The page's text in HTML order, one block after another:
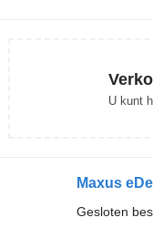
U kunt
Maxus
Gesloten